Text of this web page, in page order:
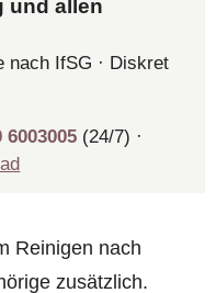
und allen
nach IfSG · Diskret
(24/7) ·
Reinigen nach
zusätzlich.